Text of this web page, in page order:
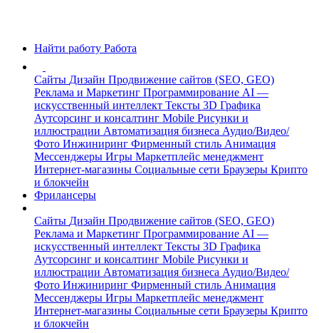
Найти работу Работа
Сайты Дизайн Продвижение сайтов (SEO, GEO)
Реклама и Маркетинг Программирование AI —
искусственный интеллект Тексты 3D Графика
Аутсорсинг и консалтинг Mobile Рисунки и
иллюстрации Автоматизация бизнеса Аудио/Видео/
Фото Инжиниринг Фирменный стиль Анимация
Мессенджеры Игры Маркетплейс менеджмент
Интернет-магазины Социальные сети Браузеры Крипто
и блокчейн
Фрилансеры
Сайты Дизайн Продвижение сайтов (SEO, GEO)
Реклама и Маркетинг Программирование AI —
искусственный интеллект Тексты 3D Графика
Аутсорсинг и консалтинг Mobile Рисунки и
иллюстрации Автоматизация бизнеса Аудио/Видео/
Фото Инжиниринг Фирменный стиль Анимация
Мессенджеры Игры Маркетплейс менеджмент
Интернет-магазины Социальные сети Браузеры Крипто
и блокчейн